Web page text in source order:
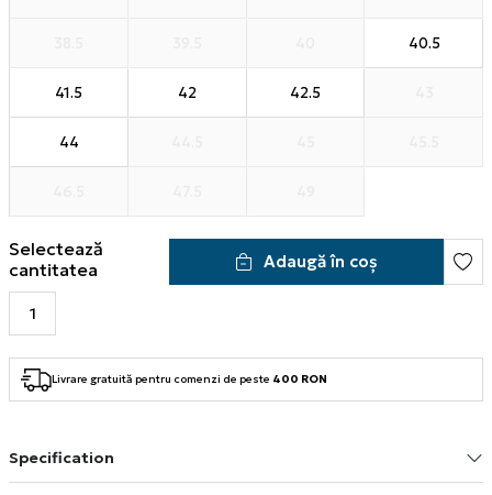
40.5
41.5 42 42.5
44
Selectează
cantitatea
Adaugă în coș
Livrare gratuită pentru comenzi de peste 400 RON
Specification